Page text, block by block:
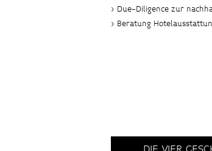
> Due-Diligence zur
> Beratung